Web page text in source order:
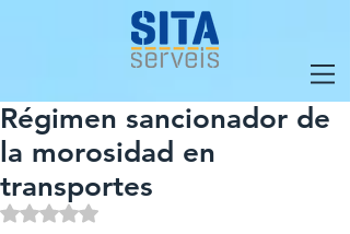
Régimen sancionador de
la morosidad en
transportes
Obtuvo NaN de 5 estrellas.